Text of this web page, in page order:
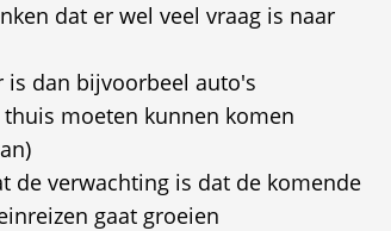
dat er wel veel vraag is naar
dan bijvoorbeel auto's
moeten kunnen komen
de verwachting is dat de komende
gaat groeien